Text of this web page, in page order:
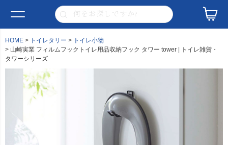
HOME トイレタリー
トイレ小物
山崎実業 フィルムフックトイレ用品収納フック タワー tower | トイレ雑貨・
タワーシリーズ